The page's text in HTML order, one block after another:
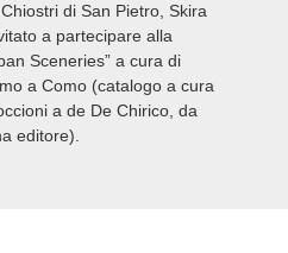
di San Pietro, Skira
a partecipare alla
Sceneries” a cura di
a Como (catalogo a cura
a de De Chirico, da
editore).